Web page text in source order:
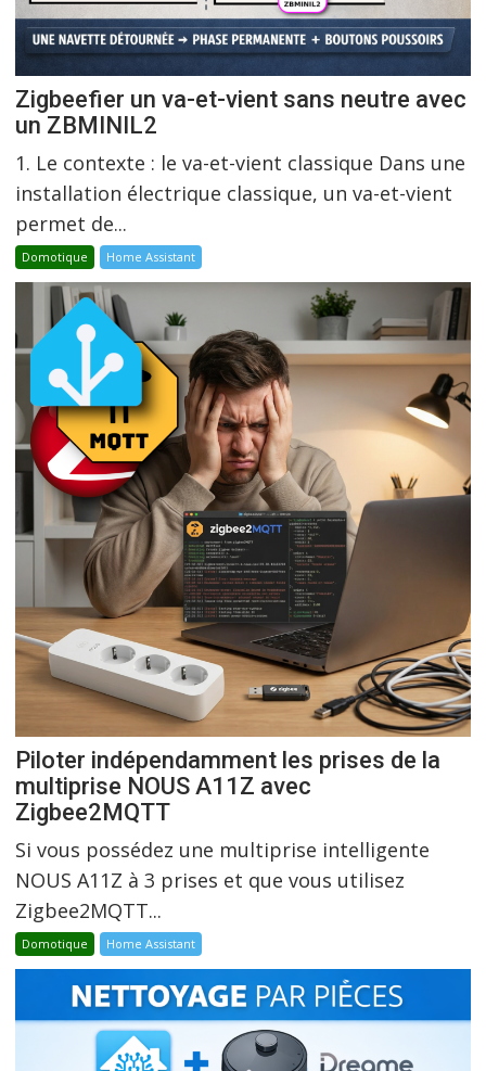
Zigbeefier un va-et-vient sans neutre avec
un ZBMINIL2
1. Le contexte : le va-et-vient classique Dans une
installation électrique classique, un va-et-vient
permet de...
Domotique Home Assistant
Piloter indépendamment les prises de la
multiprise NOUS A11Z avec
Zigbee2MQTT
Si vous possédez une multiprise intelligente
NOUS A11Z à 3 prises et que vous utilisez
Zigbee2MQTT...
Domotique Home Assistant